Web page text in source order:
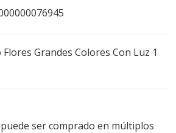
Grandes Colores Con Luz 1
ser comprado en múltiplos